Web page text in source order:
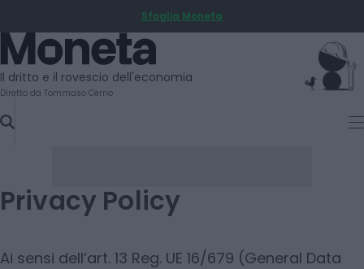
TO
CONTENT
Sfoglia Moneta
Moneta
Il dritto e il rovescio dell'economia
Diretto da Tommaso Cerno
Privacy Policy
Ai sensi dell’art. 13 Reg. UE 16/679 (General Data